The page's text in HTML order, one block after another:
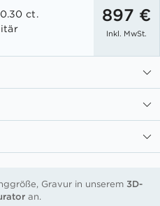
ct.
897 €
Inkl. MwSt.
Gravur in unserem 3D-
an.